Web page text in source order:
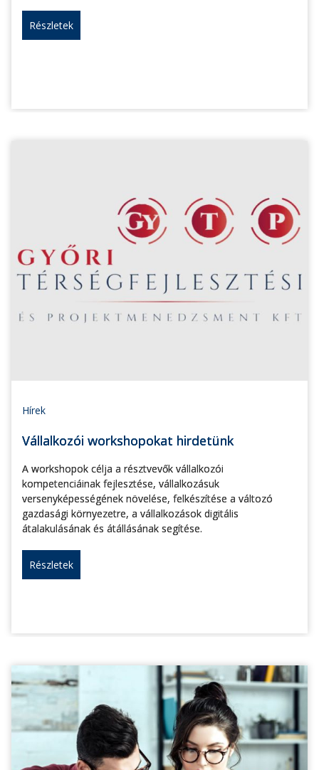
Részletek
Hírek
Vállalkozói workshopokat hirdetünk
A workshopok célja a résztvevők vállalkozói
kompetenciáinak fejlesztése, vállalkozásuk
versenyképességének növelése, felkészítése a változó
gazdasági környezetre, a vállalkozások digitális
átalakulásának és átállásának segítése.
Részletek